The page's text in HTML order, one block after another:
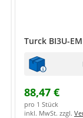
Turck BI3U-
88,47 €
pro 1 Stück
inkl. MwSt. zzgl.